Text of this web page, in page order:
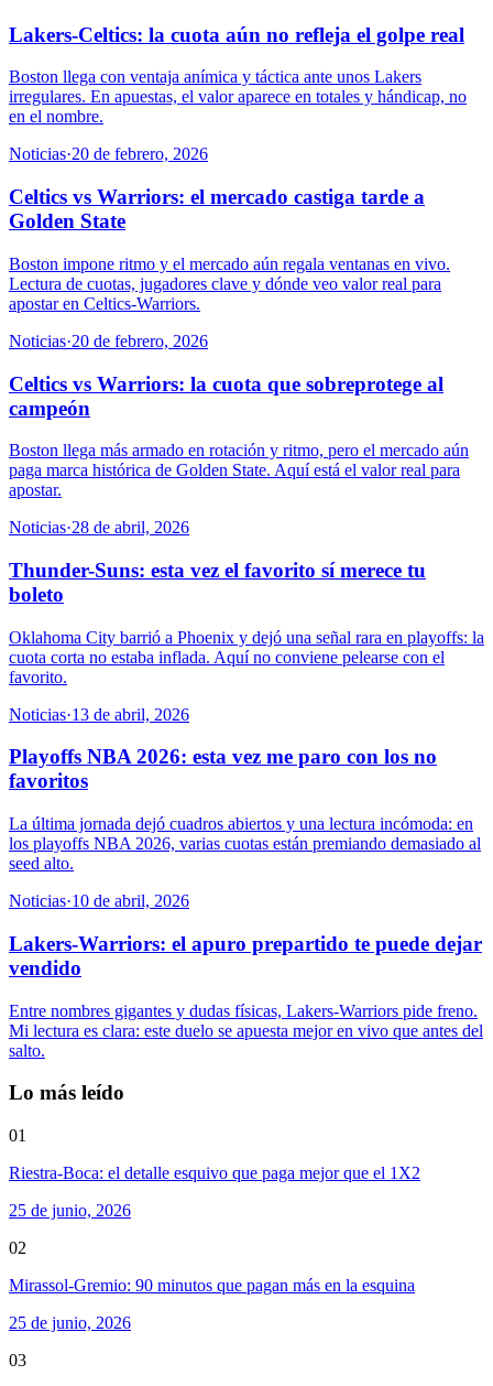
Lakers-Celtics: la cuota aún no refleja el golpe real
Boston llega con ventaja anímica y táctica ante unos Lakers
irregulares. En apuestas, el valor aparece en totales y hándicap, no
en el nombre.
Noticias·20 de febrero, 2026
Celtics vs Warriors: el mercado castiga tarde a
Golden State
Boston impone ritmo y el mercado aún regala ventanas en vivo.
Lectura de cuotas, jugadores clave y dónde veo valor real para
apostar en Celtics-Warriors.
Noticias·20 de febrero, 2026
Celtics vs Warriors: la cuota que sobreprotege al
campeón
Boston llega más armado en rotación y ritmo, pero el mercado aún
paga marca histórica de Golden State. Aquí está el valor real para
apostar.
Noticias·28 de abril, 2026
Thunder-Suns: esta vez el favorito sí merece tu
boleto
Oklahoma City barrió a Phoenix y dejó una señal rara en playoffs: la
cuota corta no estaba inflada. Aquí no conviene pelearse con el
favorito.
Noticias·13 de abril, 2026
Playoffs NBA 2026: esta vez me paro con los no
favoritos
La última jornada dejó cuadros abiertos y una lectura incómoda: en
los playoffs NBA 2026, varias cuotas están premiando demasiado al
seed alto.
Noticias·10 de abril, 2026
Lakers-Warriors: el apuro prepartido te puede dejar
vendido
Entre nombres gigantes y dudas físicas, Lakers-Warriors pide freno.
Mi lectura es clara: este duelo se apuesta mejor en vivo que antes del
salto.
Lo más leído
01
Riestra-Boca: el detalle esquivo que paga mejor que el 1X2
25 de junio, 2026
02
Mirassol-Gremio: 90 minutos que pagan más en la esquina
25 de junio, 2026
03